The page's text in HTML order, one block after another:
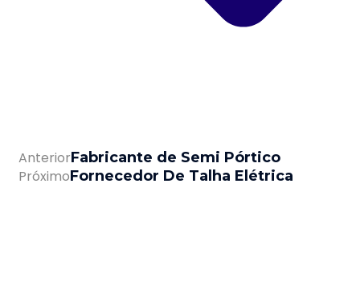
AnteriorFabricante de Semi Pórtico
PróximoFornecedor De Talha Elétrica